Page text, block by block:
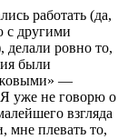
работать (да,
с другими
делали ровно то,
были
—
Я уже не говорю о
взгляда
мне плевать то,